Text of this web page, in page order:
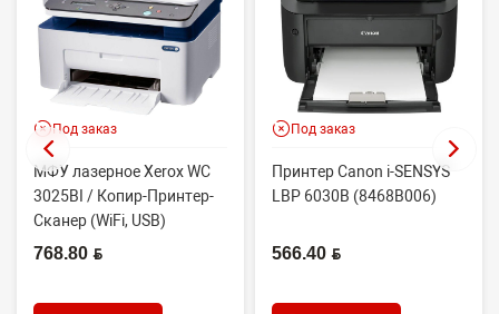
Под заказ
МФУ лазерное Xerox WC
3025BI / Копир-Принтер-
Сканер (WiFi, USB)
768.80 BYN
Под заказ
Принтер Canon i-SENSYS
LBP 6030B (8468B006)
566.40 BYN